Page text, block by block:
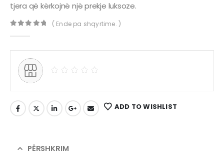
tjera që kërkojnë një prekje luksoze.
( Ende pa shqyrtime. )
ADD TO WISHLIST
PËRSHKRIM